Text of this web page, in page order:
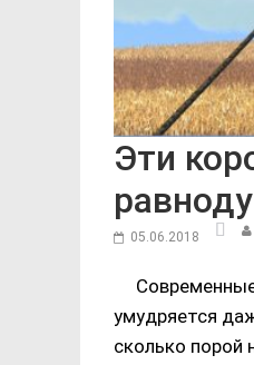
Эти
05.06.2018
умудряется
сколько порой